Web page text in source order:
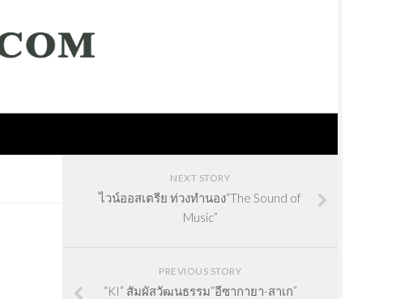
NEXT STORY
ไวน์ออสเตรีย ท่วงทำนอง“The Sound of
Music”
PREVIOUS STORY
“KI” สัมผัสวัฒนธรรม“อีซากายา-สาเก”